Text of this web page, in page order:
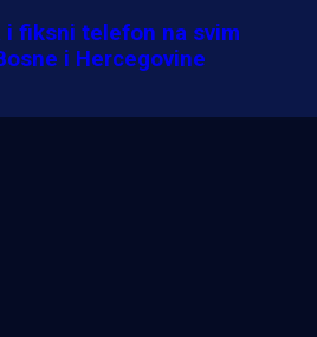
fiksni telefon na svim
i Hercegovine